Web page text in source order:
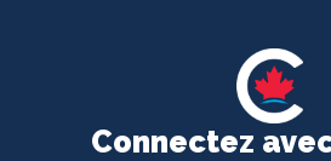
Connectez